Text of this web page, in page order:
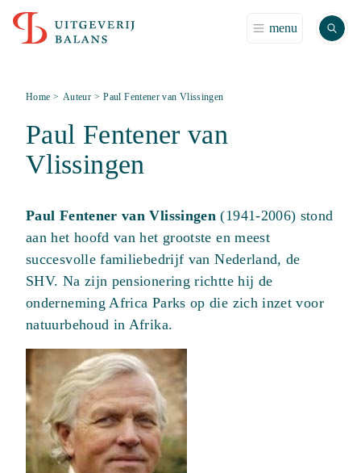
menu Zoek
Home > Auteur > Paul Fentener van Vlissingen
Paul Fentener van
Vlissingen
Paul Fentener van Vlissingen (1941-2006) stond
aan het hoofd van het grootste en meest
succesvolle familiebedrijf van Nederland, de
SHV. Na zijn pensionering richtte hij de
onderneming Africa Parks op die zich inzet voor
natuurbehoud in Afrika.